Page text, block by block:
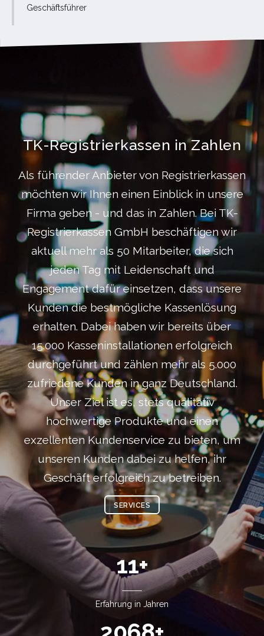
Geschäftsführer
TK-Registrierkassen in Zahlen
Als führender Anbieter von Registrierkassen
möchten wir Ihnen einen Einblick in unsere
Firma geben - und das in Zahlen. Bei TK-
Registrierkassen GmbH beschäftigen wir
aktuell mehr als 50 Mitarbeiter, die sich
jeden Tag mit Leidenschaft und
Engagement dafür einsetzen, dass unsere
Kunden die bestmögliche Kassenlösung
erhalten. Dabei haben wir bereits über
15.000 Kasseninstallationen erfolgreich
durchgeführt und zählen mehr als 5.000
zufriedene Kunden in ganz Deutschland.
Unser Ziel ist es, stets qualitativ
hochwertige Produkte und einen
exzellenten Kundenservice zu bieten, um
unseren Kunden dabei zu helfen, ihr
Geschäft erfolgreich zu betreiben.
SERVICES
16+
Erfahrung in Jahren